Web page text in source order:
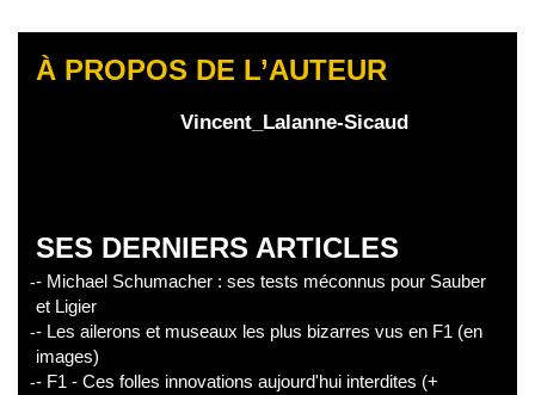
À PROPOS DE L’AUTEUR
Vincent_Lalanne-Sicaud
SES DERNIERS ARTICLES
- Michael Schumacher : ses tests méconnus pour Sauber
et Ligier
- Les ailerons et museaux les plus bizarres vus en F1 (en
images)
- F1 - Ces folles innovations aujourd'hui interdites (+